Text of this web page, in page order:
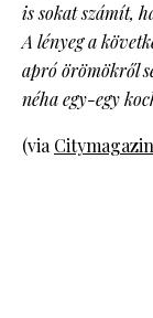
is sokat számít,
A lényeg a
apró örömökről
néha egy-egy
(via